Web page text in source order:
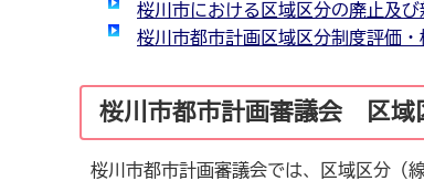
桜川市における区域区分の廃止及
桜川市都市計画区域区分制度評価・
桜川市都市計画審議会 区域
桜川市都市計画審議会では、区域区分（